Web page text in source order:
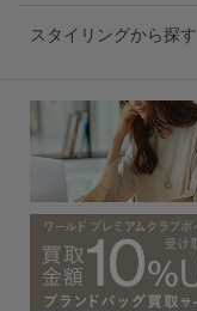
スタイリングから探す